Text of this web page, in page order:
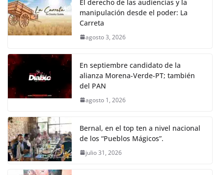
El derecho de las audiencias y la
manipulación desde el poder: La
Carreta
agosto 3, 2026
En septiembre candidato de la
alianza Morena-Verde-PT; también
del PAN
agosto 1, 2026
Bernal, en el top ten a nivel nacional
de los “Pueblos Mágicos”.
julio 31, 2026